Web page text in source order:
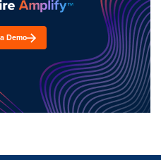
Demo